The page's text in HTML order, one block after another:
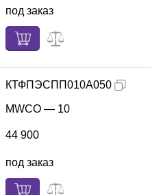
под заказ
КТФПЭСПП010А050
MWCO — 10
44 900
под заказ